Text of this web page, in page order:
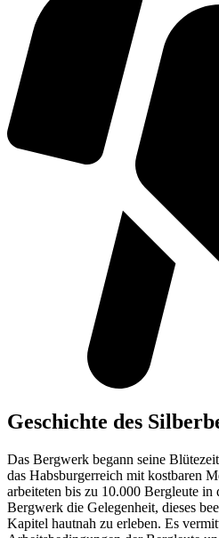
Geschichte des
Das Bergwerk begann seine
das Habsburgerreich mit kostbaren
arbeiteten bis zu 10.000 Bergleute in
Bergwerk die Gelegenheit, dieses
Kapitel hautnah zu erleben. Es